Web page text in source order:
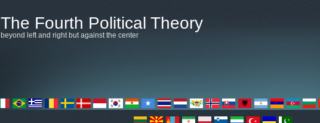
The Fourth Political Theory
beyond left and right but against the center